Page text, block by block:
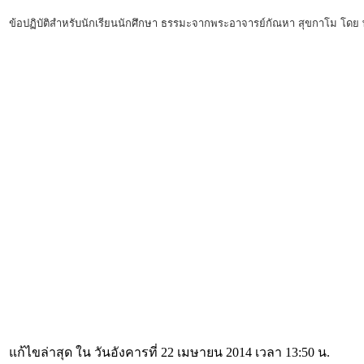
ข้อปฏิบัติสำหรับนักเรียนนักศึกษา ธรรมะจากพระอาจารย์กัณหา สุขกาโม โด
แก้ไขล่าสุด ใน วันอังคารที่ 22 เมษายน 2014 เวลา 13:50 น.